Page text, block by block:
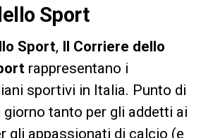
Sport
Sport, Il Corriere dello
rappresentano i
sportivi in Italia. Punto di
tanto per gli addetti ai
gli appassionati di calcio (e